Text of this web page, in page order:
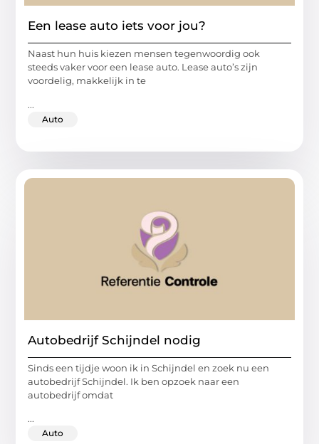
Een lease auto iets voor jou?
Naast hun huis kiezen mensen tegenwoordig ook
steeds vaker voor een lease auto. Lease auto’s zijn
voordelig, makkelijk in te
...
Auto
Autobedrijf Schijndel nodig
Sinds een tijdje woon ik in Schijndel en zoek nu een
autobedrijf Schijndel. Ik ben opzoek naar een
autobedrijf omdat
...
Auto